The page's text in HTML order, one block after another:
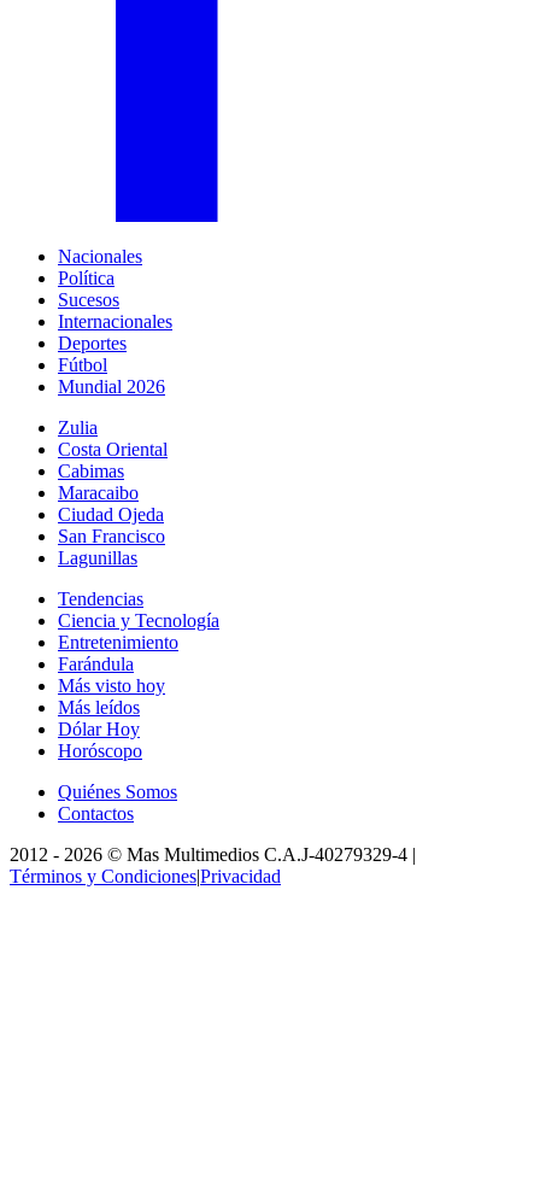
Nacionales
Política
Sucesos
Internacionales
Deportes
Fútbol
Mundial 2026
Zulia
Costa Oriental
Cabimas
Maracaibo
Ciudad Ojeda
San Francisco
Lagunillas
Tendencias
Ciencia y Tecnología
Entretenimiento
Farándula
Más visto hoy
Más leídos
Dólar Hoy
Horóscopo
Quiénes Somos
Contactos
2012 - 2026 © Mas Multimedios C.A.J-40279329-4 |
Términos y Condiciones|Privacidad